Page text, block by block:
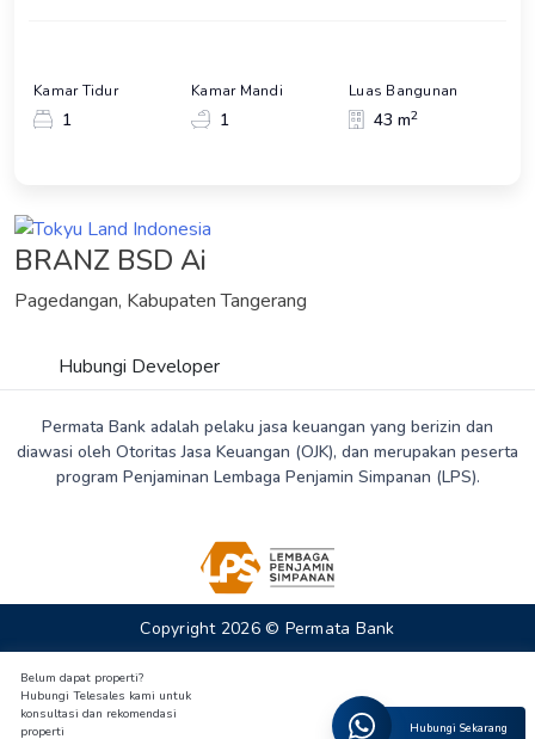
Kamar Tidur
1
Kamar Mandi
1
Luas Bangunan
43 m2
BRANZ BSD Ai
Pagedangan, Kabupaten Tangerang
Hubungi Developer
Permata Bank adalah pelaku jasa keuangan yang berizin dan
diawasi oleh Otoritas Jasa Keuangan (OJK), dan merupakan peserta
program Penjaminan Lembaga Penjamin Simpanan (LPS).
Copyright 2026 © Permata Bank
Belum dapat properti?
Hubungi Telesales kami untuk
konsultasi dan rekomendasi
properti
Hubungi Sekarang